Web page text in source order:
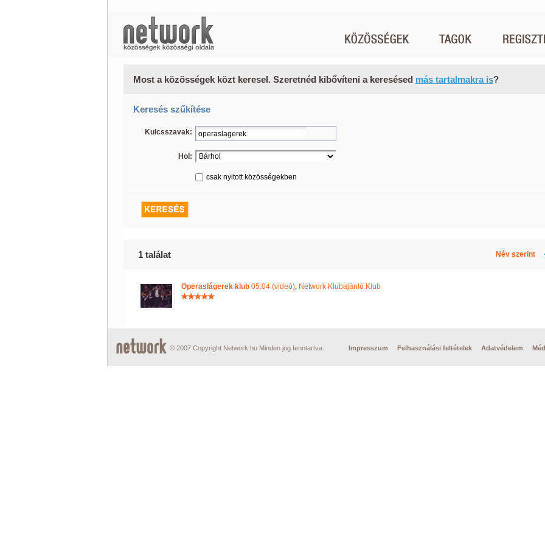
Most a közösségek közt keresel. Szeretnéd kibővíteni a keresésed más tartalmakra is?
Keresés szűkítése
Kulcsszavak:
Hol:
csak nyitott közösségekben
1 találat Név szerint
Operaslágerek klub05:04 (videó), Network Klubajánló Klub
© 2007 Copyright Network.hu Minden jog fenntartva. Impresszum Felhasználási feltételek Adatvédelem